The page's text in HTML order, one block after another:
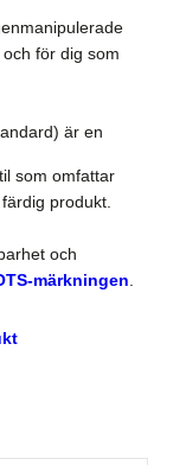
för dig som
är en
som omfattar
produkt.
och
märkningen.